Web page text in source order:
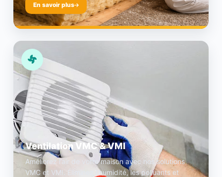
En savoir plus
Ventilation VMC & VMI
Améliorez l’air de votre maison avec nos solutions
VMC et VMI. Éliminez l’humidité, les polluants et